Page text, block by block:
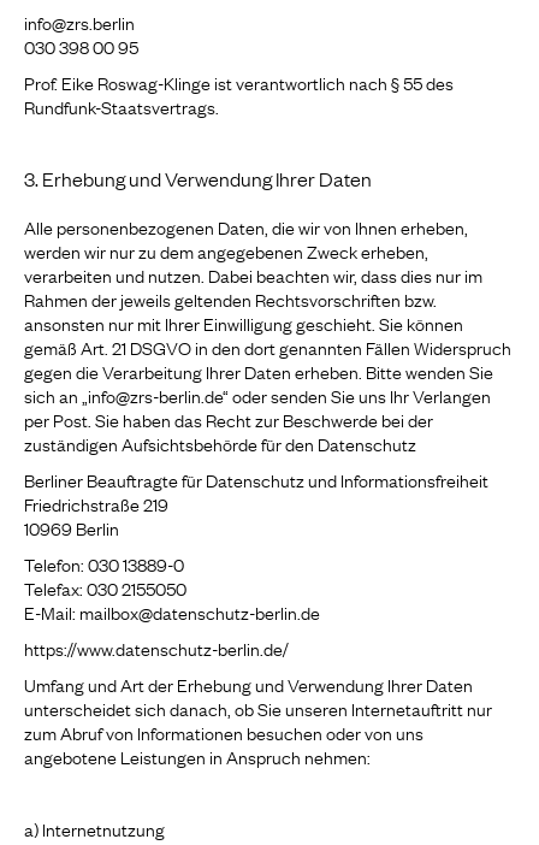
info@zrs.berlin
030 398 00 95
Prof. Eike Roswag-Klinge ist verantwortlich nach § 55 des
Rundfunk-Staatsvertrags.
3. Erhebung und Verwendung Ihrer Daten
Alle personenbezogenen Daten, die wir von Ihnen erheben,
werden wir nur zu dem angegebenen Zweck erheben,
verarbeiten und nutzen. Dabei beachten wir, dass dies nur im
Rahmen der jeweils geltenden Rechtsvorschriften bzw.
ansonsten nur mit Ihrer Einwilligung geschieht. Sie können
gemäß Art. 21 DSGVO in den dort genannten Fällen Widerspruch
gegen die Verarbeitung Ihrer Daten erheben. Bitte wenden Sie
sich an „info@zrs-berlin.de“ oder senden Sie uns Ihr Verlangen
per Post. Sie haben das Recht zur Beschwerde bei der
zuständigen Aufsichtsbehörde für den Datenschutz
Berliner Beauftragte für Datenschutz und Informationsfreiheit
Friedrichstraße 219
10969 Berlin
Telefon: 030 13889-0
Telefax: 030 2155050
E-Mail: mailbox@datenschutz-berlin.de
https://www.datenschutz-berlin.de/
Umfang und Art der Erhebung und Verwendung Ihrer Daten
unterscheidet sich danach, ob Sie unseren Internetauftritt nur
zum Abruf von Informationen besuchen oder von uns
angebotene Leistungen in Anspruch nehmen:
a) Internetnutzung